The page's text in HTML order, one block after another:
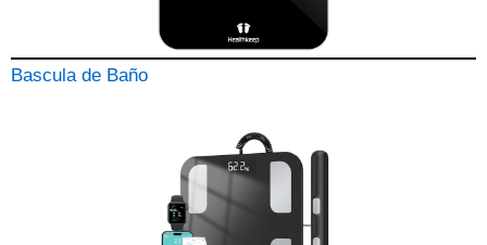
Bascula de Baño